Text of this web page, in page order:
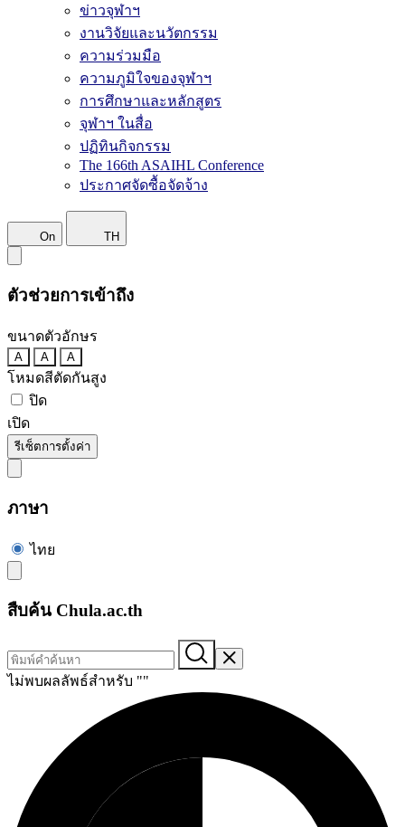
ข่าวจุฬาฯ
งานวิจัยและนวัตกรรม
ความร่วมมือ
ความภูมิใจของจุฬาฯ
การศึกษาและหลักสูตร
จุฬาฯ ในสื่อ
ปฏิทินกิจกรรม
The 166th ASAIHL Conference
ประกาศจัดซื้อจัดจ้าง
On TH
ตัวช่วยการเข้าถึง
ขนาดตัวอักษร
A A A
โหมดสีตัดกันสูง
ปิด
เปิด
รีเซ็ตการตั้งค่า
ภาษา
ไทย
สืบค้น Chula.ac.th
ไม่พบผลลัพธ์สำหรับ ""